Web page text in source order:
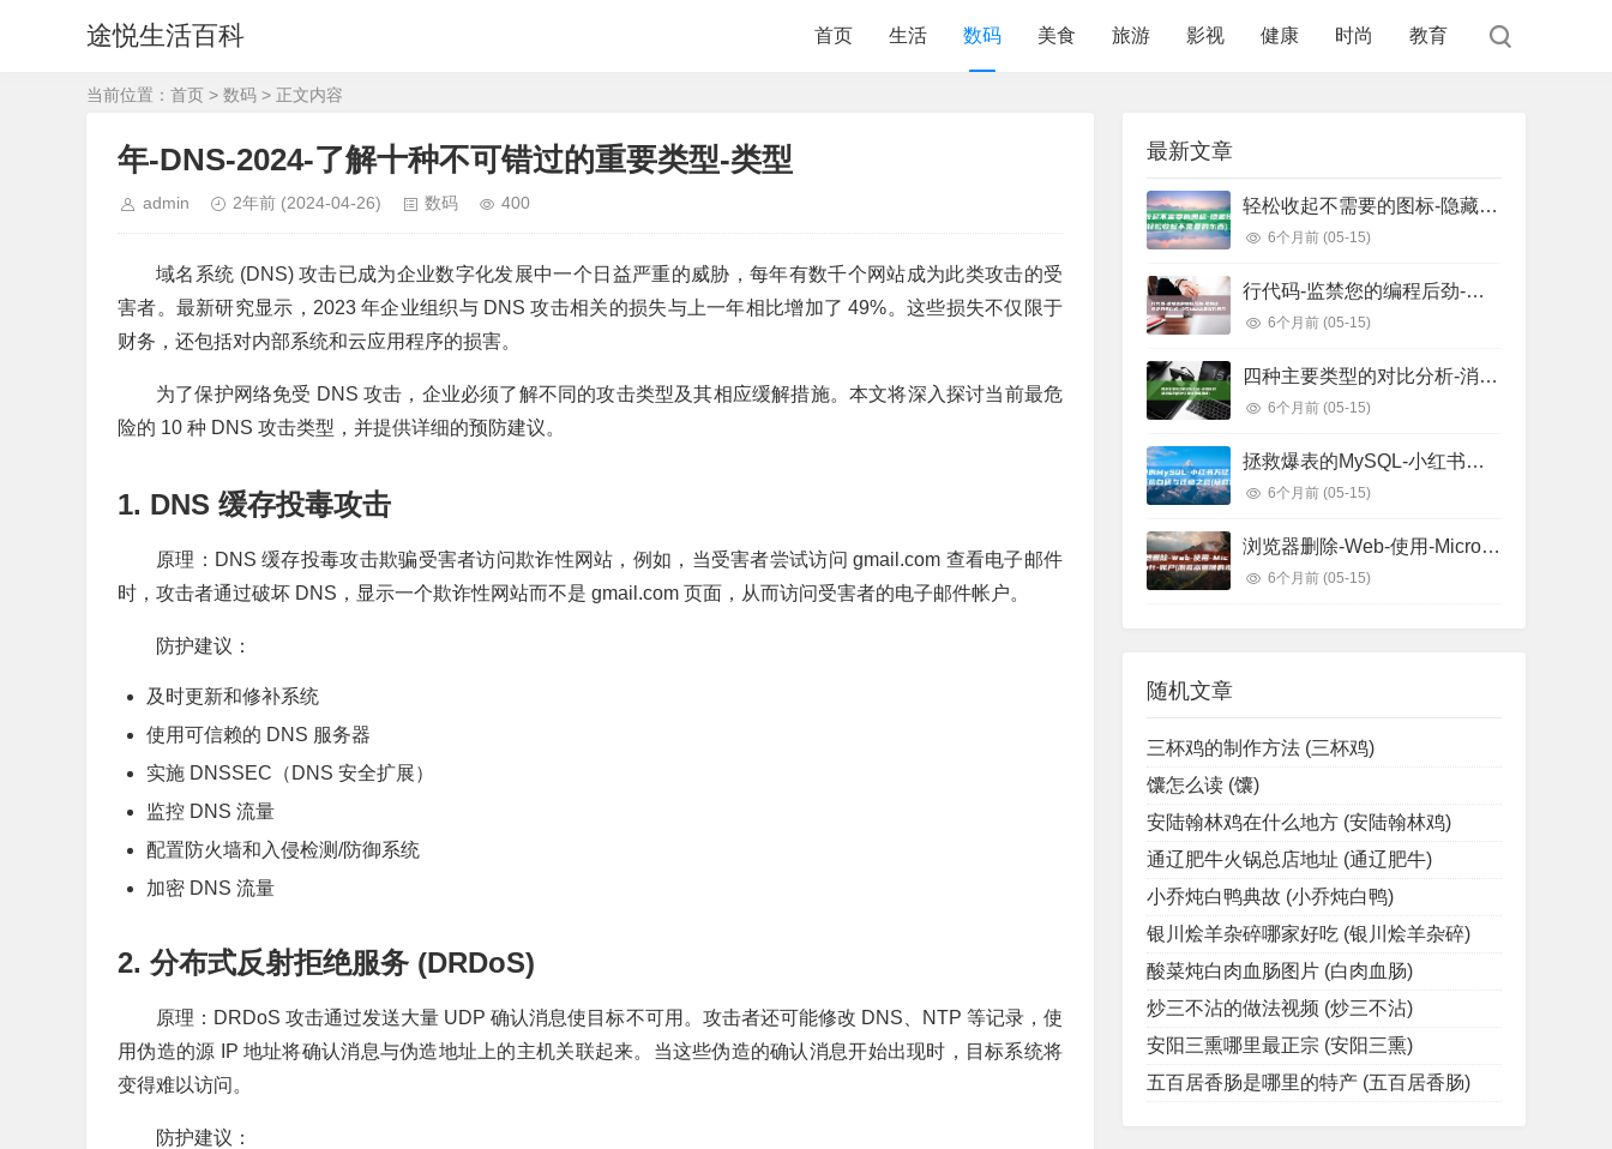
途悦生活百科 首页 生活 数码 美食 旅游 影视 健康 时尚 教育
当前位置： 首页 > 数码 > 正文内容
年-DNS-2024-了解十种不可错过的重要类型-类型
admin 2年前 (2024-04-26) 数码 400
域名系统 (DNS) 攻击已成为企业数字化发展中一个日益严重的威胁，每年有数千个网站成为此类攻击的受
害者。最新研究显示，2023 年企业组织与 DNS 攻击相关的损失与上一年相比增加了 49%。这些损失不仅限于
财务，还包括对内部系统和云应用程序的损害。
为了保护网络免受 DNS 攻击，企业必须了解不同的攻击类型及其相应缓解措施。本文将深入探讨当前最危
险的 10 种 DNS 攻击类型，并提供详细的预防建议。
1. DNS 缓存投毒攻击
原理：DNS 缓存投毒攻击欺骗受害者访问欺诈性网站，例如，当受害者尝试访问 gmail.com 查看电子邮件
时，攻击者通过破坏 DNS，显示一个欺诈性网站而不是 gmail.com 页面，从而访问受害者的电子邮件帐户。
防护建议：
及时更新和修补系统
使用可信赖的 DNS 服务器
实施 DNSSEC（DNS 安全扩展）
监控 DNS 流量
配置防火墙和入侵检测/防御系统
加密 DNS 流量
2. 分布式反射拒绝服务 (DRDoS)
原理：DRDoS 攻击通过发送大量 UDP 确认消息使目标不可用。攻击者还可能修改 DNS、NTP 等记录，使
用伪造的源 IP 地址将确认消息与伪造地址上的主机关联起来。当这些伪造的确认消息开始出现时，目标系统将
变得难以访问。
防护建议：
最新文章
轻松收起不需要的图标-隐藏任务栏图标 (轻松收起不需要的东西)
6个月前 (05-15)
行代码-监禁您的编程后劲-把握这些正则表白式-少写1000 (监狱代码几位数)
6个月前 (05-15)
四种主要类型的对比分析-消息队列选型指南 (四种主要类型信用证)
6个月前 (05-15)
拯救爆表的MySQL-小红书万亿级存储系统自研与迁移之路 (拯救爆戾男主)
6个月前 (05-15)
浏览器删除-Web-使用-Microsoft-账户 (浏览器删除的视频怎么找回)
6个月前 (05-15)
随机文章
三杯鸡的制作方法 (三杯鸡)
馕怎么读 (馕)
安陆翰林鸡在什么地方 (安陆翰林鸡)
通辽肥牛火锅总店地址 (通辽肥牛)
小乔炖白鸭典故 (小乔炖白鸭)
银川烩羊杂碎哪家好吃 (银川烩羊杂碎)
酸菜炖白肉血肠图片 (白肉血肠)
炒三不沾的做法视频 (炒三不沾)
安阳三熏哪里最正宗 (安阳三熏)
五百居香肠是哪里的特产 (五百居香肠)